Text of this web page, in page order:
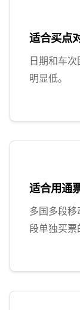
适合买点
日期和车
明显低。
适合用通
多国多段
段单独买票